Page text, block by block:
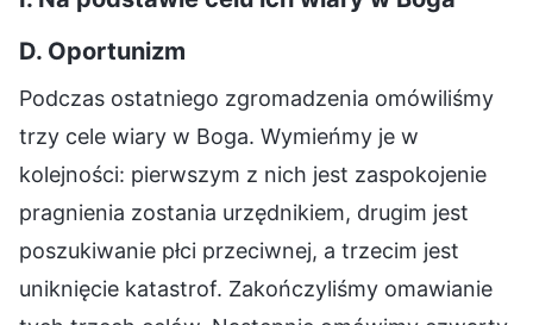
D. Oportunizm
Podczas ostatniego zgromadzenia omówiliśmy
trzy cele wiary w Boga. Wymieńmy je w
kolejności: pierwszym z nich jest zaspokojenie
pragnienia zostania urzędnikiem, drugim jest
poszukiwanie płci przeciwnej, a trzecim jest
uniknięcie katastrof. Zakończyliśmy omawianie